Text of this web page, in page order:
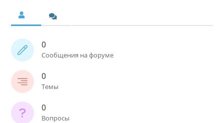
0
Сообщения на форуме
0
Темы
0
Вопросы